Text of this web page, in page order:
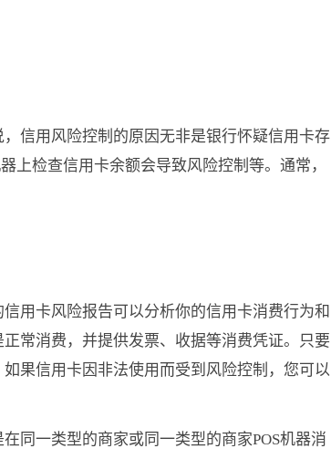
信用风险控制的原因无非是银行怀疑信用卡存
上检查信用卡余额会导致风险控制等。通常，
用卡风险报告可以分析你的信用卡消费行为和
常消费，并提供发票、收据等消费凭证。只要
果信用卡因非法使用而受到风险控制，您可以
同一类型的商家或同一类型的商家POS机器消